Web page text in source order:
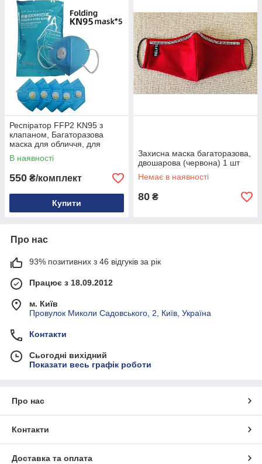
Респіратор FFP2 KN95 з
клапаном, Багаторазова
маска для обличчя, для
медиків, від вірусів ОРИГІНАЛ
(5 штук)
В наявності
550 ₴/комплект
Купити
Захисна маска багаторазова,
двошарова (червона) 1 шт
Немає в наявності
80 ₴
Про нас
93% позитивних з 46 відгуків за рік
Працює з 18.09.2012
м. Київ
Провулок Миколи Садовського, 2, Київ, Україна
Контакти
Сьогодні вихідний
Показати весь графік роботи
Про нас
Контакти
Доставка та оплата